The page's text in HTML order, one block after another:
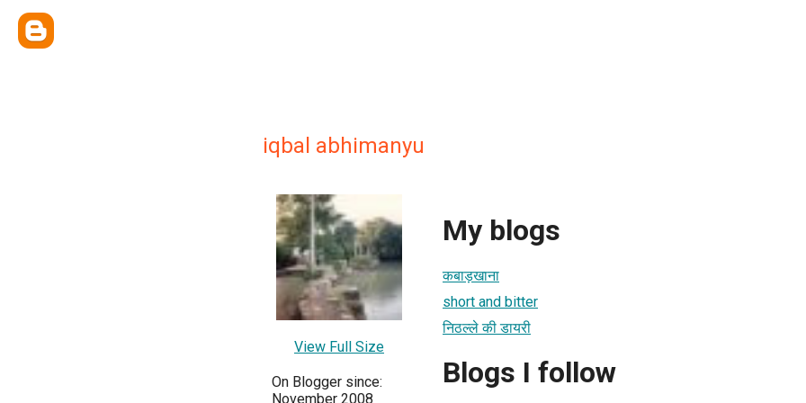
iqbal abhimanyu
View Full Size
On Blogger since:
November 2008
My blogs
कबाड़खाना
short and bitter
निठल्ले की डायरी
Blogs I follow